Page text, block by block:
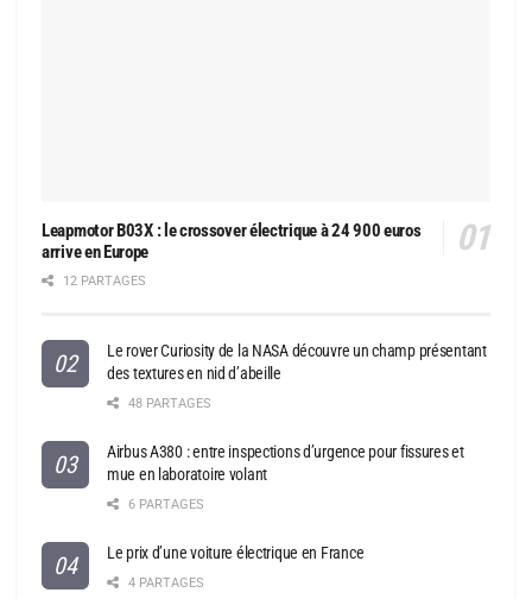
Leapmotor B03X : le crossover électrique à 24 900 euros
arrive en Europe
12 PARTAGES
Le rover Curiosity de la NASA découvre un champ présentant
des textures en nid d’abeille
48 PARTAGES
Airbus A380 : entre inspections d’urgence pour fissures et
mue en laboratoire volant
6 PARTAGES
Le prix d’une voiture électrique en France
4 PARTAGES